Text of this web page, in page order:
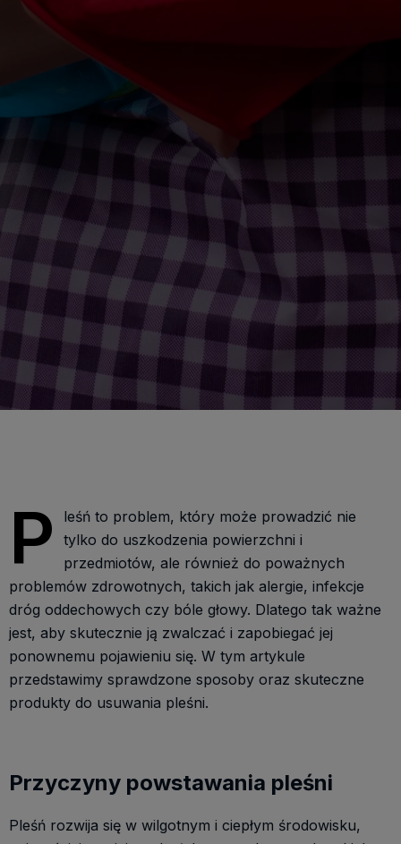
P
leśń to problem, który może prowadzić nie
tylko do uszkodzenia powierzchni i
przedmiotów, ale również do poważnych
problemów zdrowotnych, takich jak alergie, infekcje
dróg oddechowych czy bóle głowy. Dlatego tak ważne
jest, aby skutecznie ją zwalczać i zapobiegać jej
ponownemu pojawieniu się. W tym artykule
przedstawimy sprawdzone sposoby oraz skuteczne
produkty do usuwania pleśni.
Przyczyny powstawania pleśni
Pleśń rozwija się w wilgotnym i ciepłym środowisku,